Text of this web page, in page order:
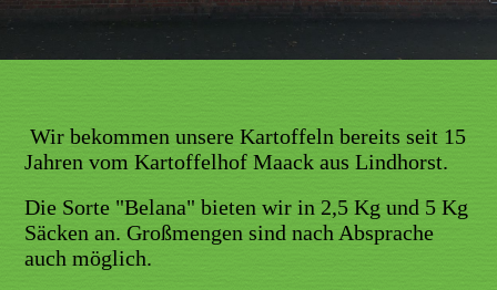
Wir bekommen unsere Kartoffeln bereits seit 15
Jahren vom Kartoffelhof Maack aus Lindhorst.
Die Sorte "Belana" bieten wir in 2,5 Kg und 5 Kg
Säcken an. Großmengen sind nach Absprache
auch möglich.